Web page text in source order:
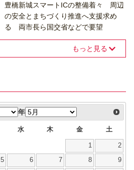
豊橋新城スマートICの整備着々 周辺
の安全とまちづくり推進へ支援求め
る 両市長ら国交省などで要望
もっと見る
年
水 木 金 土
1 2
5 6 7 8 9